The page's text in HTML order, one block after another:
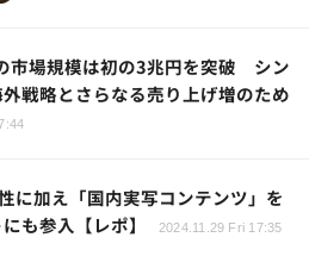
市場規模は初の3兆円を突破 シン
戦略とさらなる売り上げ増のため
に加え「国内実写コンテンツ」を
も参入【レポ】
2024.11.29 Fri 17:35